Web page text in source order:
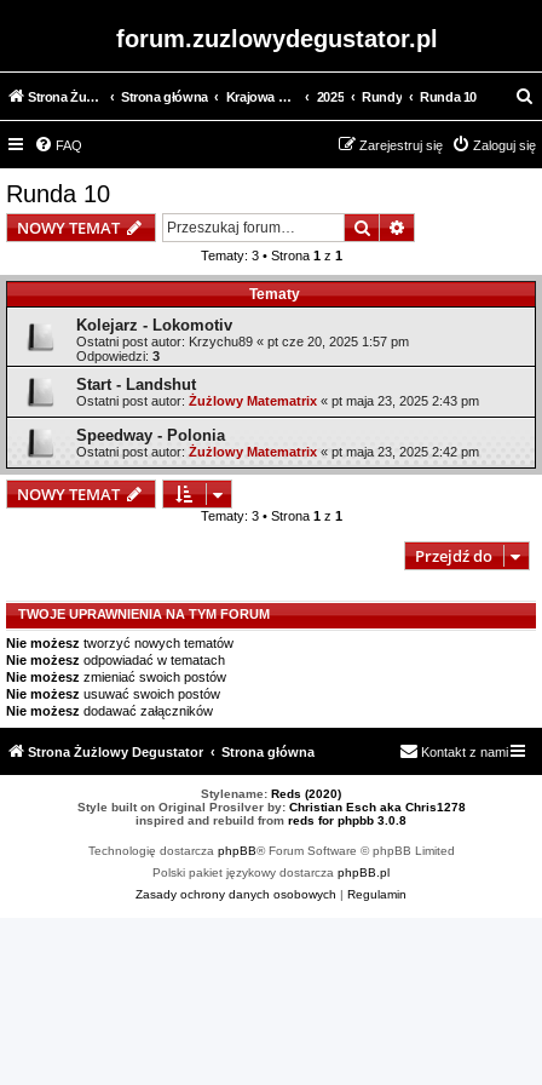
forum.zuzlowydegustator.pl
Strona Żużlowy Degustator Strona główna Krajowa Liga Żużlowa 2025 Rundy Runda 10
z
u
FAQ Zaloguj się
Zarejestruj się
Runda 10
NOWY TEMAT SzukajWyszukiwanie
Tematy: 3 • Strona 1z 1
Tematy
Kolejarz - Lokomotiv
Ostatni post autor: Krzychu89 « pt cze 20, 2025 1:57 pm
Odpowiedzi: 3
Start - Landshut
Ostatni post autor: Żużlowy Matematrix « pt maja 23, 2025 2:43 pm
Speedway - Polonia
Ostatni post autor: Żużlowy Matematrix « pt maja 23, 2025 2:42 pm
NOWY TEMAT
Tematy: 3 • Strona 1z 1
Przejdź do
TWOJE UPRAWNIENIA NA TYM FORUM
Nie możesz tworzyć nowych tematów
Nie możesz odpowiadać w tematach
Nie możesz zmieniać swoich postów
Nie możesz usuwać swoich postów
Nie możesz dodawać załączników
Strona Żużlowy Degustator Strona główna Kontakt z nami
Stylename: Reds (2020)
Style built on Original Prosilver by: Christian Esch aka Chris1278
inspired and rebuild from reds for phpbb 3.0.8
Technologię dostarcza phpBB® Forum Software © phpBB Limited
Polski pakiet językowy dostarcza phpBB.pl
Zasady ochrony danych osobowych | Regulamin